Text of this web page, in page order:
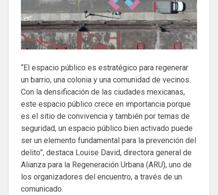
“El espacio público es estratégico para regenerar
un barrio, una colonia y una comunidad de vecinos.
Con la densificación de las ciudades mexicanas,
este espacio público crece en importancia porque
es el sitio de convivencia y también por temas de
seguridad, un espacio público bien activado puede
ser un elemento fundamental para la prevención del
delito”, destaca Louise David, directora general de
Alianza para la Regeneración Urbana (ARU), uno de
los organizadores del encuentro, a través de un
comunicado.